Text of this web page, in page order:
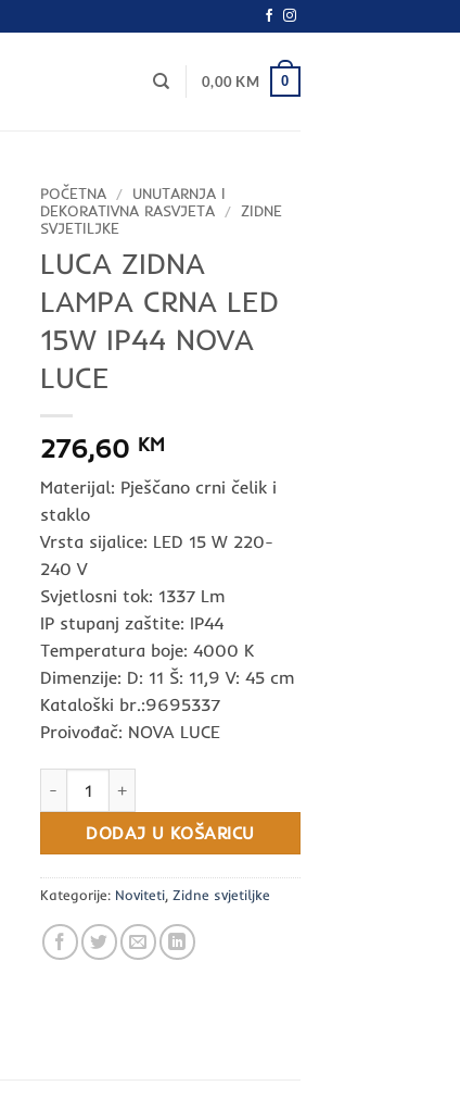
0,00 KM 0
POČETNA / UNUTARNJA I
DEKORATIVNA RASVJETA / ZIDNE
SVJETILJKE
LUCA ZIDNA
LAMPA CRNA LED
15W IP44 NOVA
LUCE
276,60 KM
Materijal: Pješčano crni čelik i
staklo
Vrsta sijalice: LED 15 W 220-
240 V
Svjetlosni tok: 1337 Lm
IP stupanj zaštite: IP44
Temperatura boje: 4000 K
Dimenzije: D: 11 Š: 11,9 V: 45 cm
Kataloški br.:9695337
Proivođač: NOVA LUCE
DODAJ U KOŠARICU
Kategorije: Noviteti, Zidne svjetiljke